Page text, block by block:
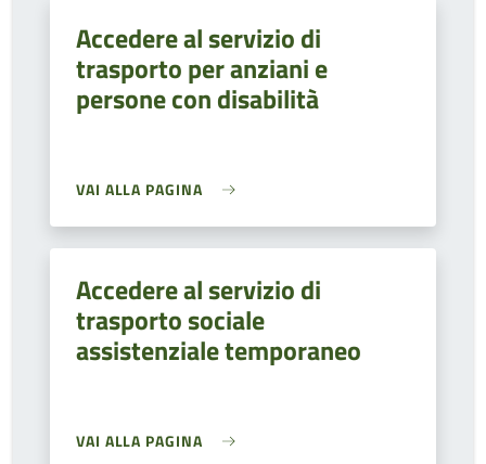
Accedere al servizio di
trasporto per anziani e
persone con disabilità
VAI ALLA PAGINA
Accedere al servizio di
trasporto sociale
assistenziale temporaneo
VAI ALLA PAGINA